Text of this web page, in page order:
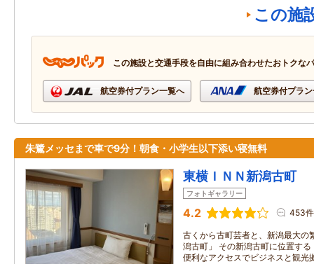
この施
この施設と交通手段を自由に組み合わせたおトクな
航空券付プラン一覧へ 航空券付プラ
朱鷺メッセまで車で9分！朝食・小学生以下添い寝無料
東横ＩＮＮ新潟古町
フォトギャラリー
4.2 453件
古くから古町芸者と、新潟最大の
潟古町」 その新潟古町に位置す
便利なアクセスでビジネスと観光